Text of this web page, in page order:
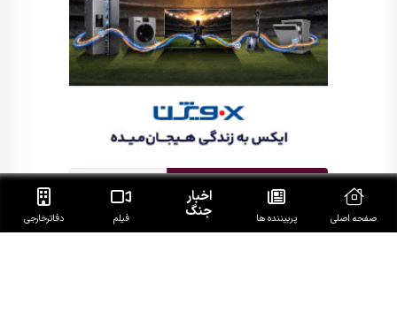
صفحه اصلی پربیننده ها
اخبار
جنگ فیلم دفاتر‌خارجی